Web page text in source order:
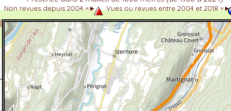
Alpes
Non revues depuis 2004 =► Vues ou revues entre 2004 et 2018 =►